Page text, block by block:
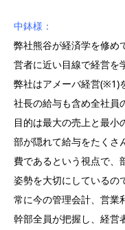
中鉢様：
弊社熊谷が経済学を修め
営者に近い目線で経営を
弊社はアメーバ経営(※1)
社長の給与も含め全社員
目的は最大の売上と最小
部が隠れて給与をたくさ
費であるという視点で、
姿勢を大切にしているの
常に今の管理会計、営業
幹部全員が把握し、経営